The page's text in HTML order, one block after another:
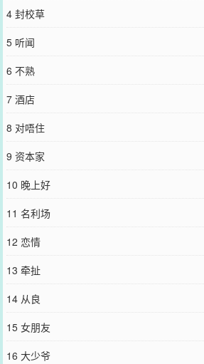
寡冷的脸，褚夏不由陷入沉默。同时想起三
归，假千金褚夏也因此被逐出褚家，恰巧赵
这人一贯冷漠，当时也一样，当着众人的面
“我的未婚妻是褚家千金不就行了？”——在这
为赵泊渊也是喜欢她的。#《捡到豪门前未
豪门独子狠人野心家
您要是觉得《
朋友推荐哦！
4 封校草
5 听闻
6 不熟
7 酒店
8 对唔住
9 资本家
10 晚上好
11 名利场
12 恋情
13 牵扯
14 从良
15 女朋友
16 大少爷